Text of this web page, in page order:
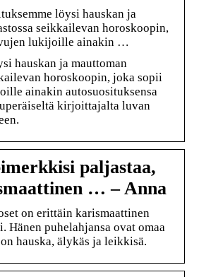
löysi hauskan ja
seikkailevan horoskoopin,
lukijoille ainakin …
hauskan ja mauttoman
horoskoopin, joka sopii
ainakin autosuosituksensa
kirjoittajalta luvan
paljastaa,
… – Anna
on erittäin karismaattinen
Hänen puhelahjansa ovat omaa
hauska, älykäs ja leikkisä.